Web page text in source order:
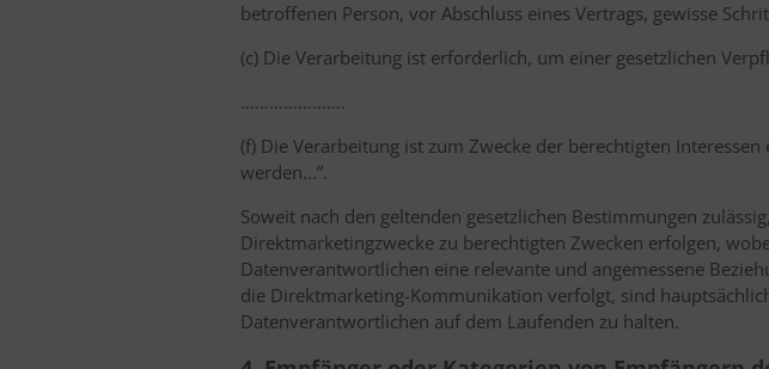
betroffenen Person, vor Abschluss eines Vertrags, gewisse
(c) Die Verarbeitung ist erforderlich, um einer gesetzlichen
………………….
(f) Die Verarbeitung ist zum Zwecke der berechtigten
werden...”.
Soweit nach den geltenden gesetzlichen Bestimmungen
Direktmarketingzwecke zu berechtigten Zwecken erfolgen,
Datenverantwortlichen eine relevante und angemessene
die Direktmarketing-Kommunikation verfolgt, sind
Datenverantwortlichen auf dem Laufenden zu halten.